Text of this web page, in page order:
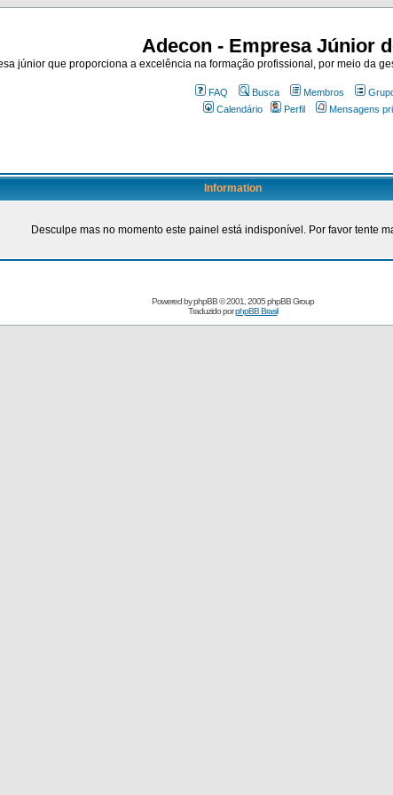
Adecon - Empresa Júnior
júnior que proporciona a excelência na formação profissional, por meio da
FAQ Busca Membros
Calendário
Perfil Mensagens
Information
Desculpe mas no momento este painel está indisponível. Por favor tente
Powered byphpBB© 2001, 2005 phpBB Group
Traduzido porphpBB Brasil